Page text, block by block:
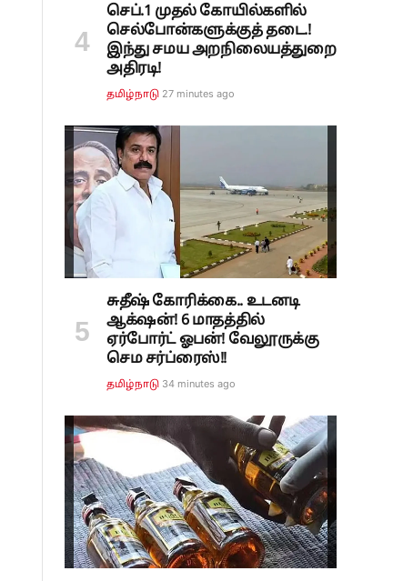
செப்.1 முதல் கோயில்களில்
செல்போன்களுக்குத் தடை.!
இந்து சமய அறநிலையத்துறை
அதிரடி!
தமிழ்நாடு 27 minutes ago
சுதீஷ் கோரிக்கை.. உடனடி
ஆக்‌ஷன்! 6 மாதத்தில்
ஏர்போர்ட் ஓபன்! வேலூருக்கு
செம சர்ப்ரைஸ்!!
தமிழ்நாடு 34 minutes ago